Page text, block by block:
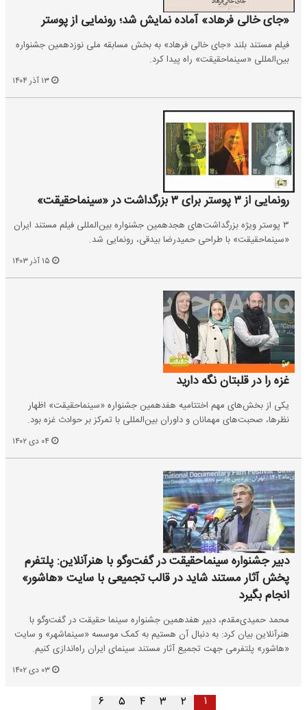
«جای خالی فرهاد» آماده نمایش شد؛ رونمایی از پوستر
فیلم مستند بلند «جای خالی فرهاد» به بخش مسابقه ملی نوزدهمین جشنواره
بین‌المللی «سینماحقیقت» راه پیدا کرد.
رونمایی از ۳ پوستر برای ۳ بزرگداشت در «سینماحقیقت»
۳ پوستر ویژه بزرگداشت‌های هجدهمین جشنواره بین‌المللی فیلم مستند ایران
«سینماحقیقت» با طراحی حمیدرضا بیدقی، رونمایی شد.
غزه را در قلبتان نگه دارید
یکی از بخش‌های مهم اختتامیه هفدهمین جشنواره «سینماحقیقت» اظهار
نظرها، صحبت‌های مهمانان و داوران بین‌المللی با تمرکز بر حوادث غزه بود.
دبیر جشنواره سینماحقیقت در گفت‌وگو با هنرآنلاین: پلتفرم
پخش آثار مستند شاید در قالب تجمیعی با سایت «هاشور»
انجام بگیرد
محمد حمیدی‌مقدم، دبیر هفدهمین جشنواره سینما حقیقت در گفت‌وگو با
هنرآنلاین بیان کرد: به دنبال آن هستیم به کمک موسسه «سینماشهر» و سایت
«هاشور» پلتفرمی جهت تجمیع آثار مستند سینمای ایران راه‌اندازی کنیم.
۱ ۲ ۳ ۴ ۵ ۶